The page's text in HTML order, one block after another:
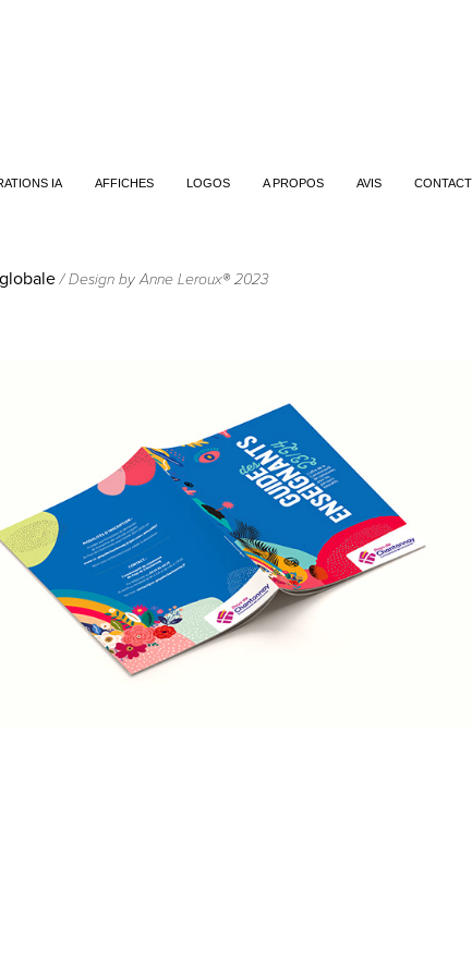
IA AFFICHES LOGOS A PROPOS AVIS CONTACT
/ Design by Anne Leroux® 2023